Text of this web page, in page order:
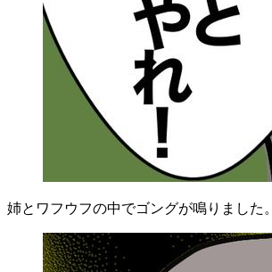
姉とワフウフの中でゴングが鳴りました。